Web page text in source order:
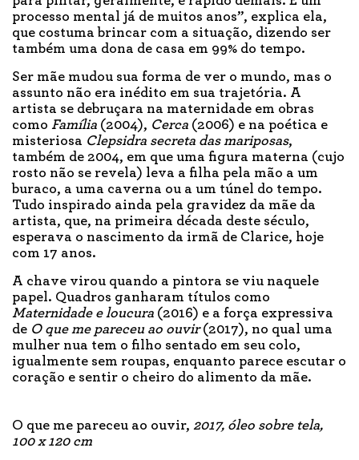
processo mental já de muitos anos”, explica ela,
que costuma brincar com a situação, dizendo ser
também uma dona de casa em 99% do tempo.
Ser mãe mudou sua forma de ver o mundo, mas o
assunto não era inédito em sua trajetória. A
artista se debruçara na maternidade em obras
como Família (2004), Cerca (2006) e na poética e
misteriosa Clepsidra secreta das mariposas,
também de 2004, em que uma figura materna (cujo
rosto não se revela) leva a filha pela mão a um
buraco, a uma caverna ou a um túnel do tempo.
Tudo inspirado ainda pela gravidez da mãe da
artista, que, na primeira década deste século,
esperava o nascimento da irmã de Clarice, hoje
com 17 anos.
A chave virou quando a pintora se viu naquele
papel. Quadros ganharam títulos como
Maternidade e loucura (2016) e a força expressiva
de O que me pareceu ao ouvir(2017), no qual uma
mulher nua tem o filho sentado em seu colo,
igualmente sem roupas, enquanto parece escutar o
coração e sentir o cheiro do alimento da mãe.
O que me pareceu ao ouvir, 2017, óleo sobre tela,
100 x 120 cm